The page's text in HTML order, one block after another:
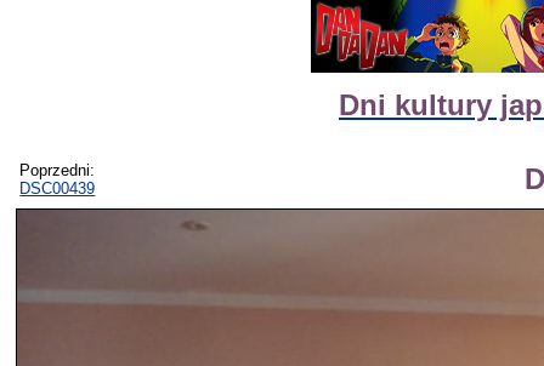
Dni kultury
Poprzedni:
DSC00439